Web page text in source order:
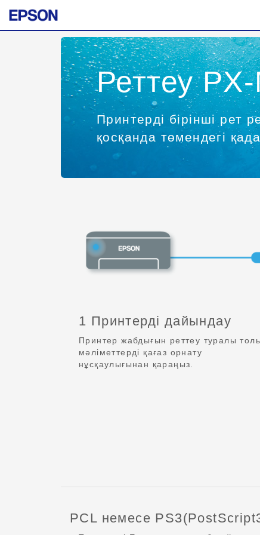
Реттеу
Принтерді бірінші рет
қосқанда төмендегі
1 Принтерді дайындау
Принтер жабдығын реттеу туралы
мәліметтерді қағаз орнату
нұсқаулығынан қараңыз.
PCL немесе